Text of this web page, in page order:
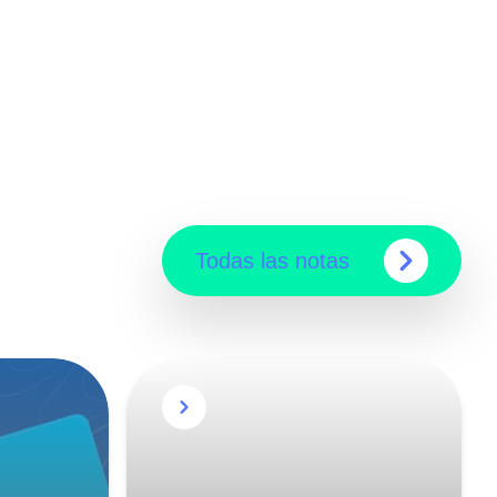
Todas las notas